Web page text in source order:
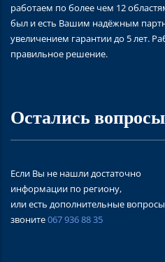
работаем по более чем 12
был и есть Вашим надёжным
увеличением гарантии до 5 лет.
правильное решение.
Остались
Если Вы не нашли достаточно
информации по региону,
или есть дополнительные вопросы
звоните067 936 88 35